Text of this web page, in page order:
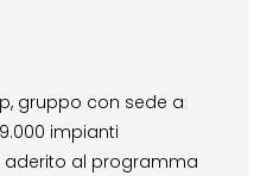
gruppo con sede a
impianti
aderito al programma